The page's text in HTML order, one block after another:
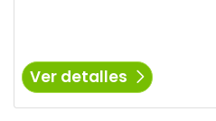
Ver detalles